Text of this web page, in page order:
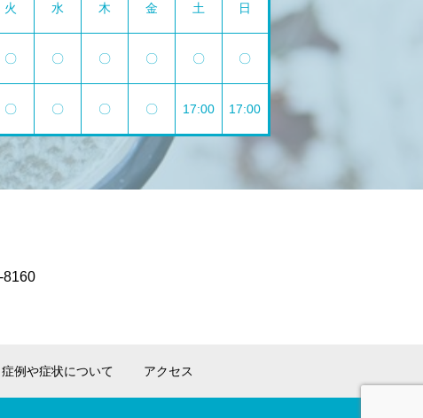
火 水 木 金 土 日
〇 〇 〇 〇 〇 〇
〇 〇 〇 〇 17:00 17:00
症例や症状について アクセス